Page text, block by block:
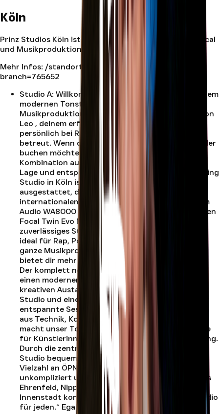
Köln
Prinz Studios Köln ist dein Standort für Recording, Vocal
und Musikproduktion in Köln.
Mehr Infos: /standort/koeln | Jetzt buchen:
branch=765652
Studio A: Willkommen im Prinz Studios Köln – deinem
modernen Tonstudio für professionelle
Musikproduktionen. Geleitet wird der Standort von
Leo , deinem erfahrenen Head Engineer, der dich
persönlich bei Recording, Mixing und Mastering
betreut. Wenn du ein Tonstudio in Köln mieten oder
buchen möchtest, findest du hier die perfekte
Kombination aus hochwertiger Technik, zentraler
Lage und entspannter Atmosphäre. Unser Recording
Studio in Köln ist mit erstklassigem Equipment
ausgestattet, das Produktionen auf
internationalem Niveau ermöglicht. Mit dem Warm
Audio WA8000 Mikrofon , der Apollo Twin sowie den
Focal Twin Evo Monitoren steht dir flexibles und
zuverlässiges Studio-Equipment zur Verfügung –
ideal für Rap, Pop, Singer-Songwriter, Vocals und
ganze Musikproduktionen. Das Prinz Studios Köln
bietet dir mehr als nur ein klassisches Tonstudio.
Der komplett neue Studiokomplex verfügt über
einen modernen Aufenthaltsraum für Pausen und
kreativen Austausch, eigene Parkplätze direkt am
Studio und eine großzügige Outdoor-Terrasse für
entspannte Sessions im Freien. Diese Kombination
aus Technik, Komfort und kreativer Umgebung
macht unser Tonstudio in Köln zur idealen Adresse
für Künstlerinnen und Künstler jeder Musikrichtung.
Durch die zentrale Lage in Köln erreichst du das
Studio bequem aus allen Stadtteilen. Dank der
Vielzahl an ÖPNV-Verbindungen ist die Anfahrt
unkompliziert und schnell möglich – egal ob du aus
Ehrenfeld, Nippes, Mülheim oder direkt aus der
Innenstadt kommst. Unser Motto lautet: „Ein Studio
für jeden.“ Egal ob du deine ersten eigenen Songs